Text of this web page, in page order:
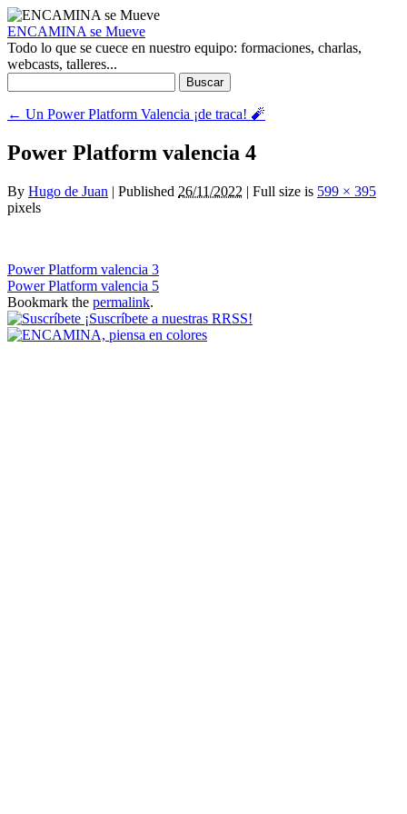
ENCAMINA se Mueve
Todo lo que se cuece en nuestro equipo: formaciones, charlas,
webcasts, talleres...
← Un Power Platform Valencia ¡de traca! 🧨
Power Platform valencia 4
By Hugo de Juan | Published 26/11/2022 | Full size is 599 × 395
pixels
Power Platform valencia 3
Power Platform valencia 5
Bookmark the permalink.
¡Suscríbete a nuestras RRSS!